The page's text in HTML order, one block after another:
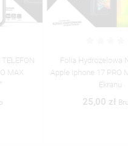
Folia Hydrożelowa Na Telefon
Apple Iphone 17 PRO MAX Ochrona
Brutto